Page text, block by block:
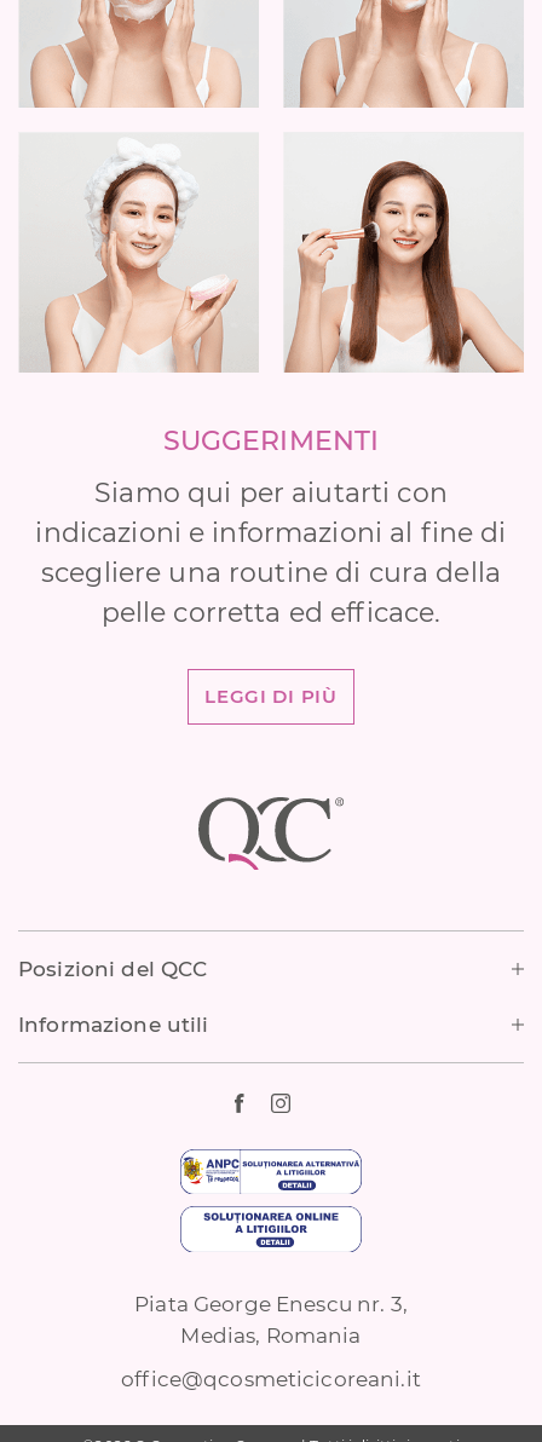
SUGGERIMENTI
Siamo qui per aiutarti con
indicazioni e informazioni al fine di
scegliere una routine di cura della
pelle corretta ed efficace.
LEGGI DI PIÙ
Footer
Piata George Enescu nr. 3,
Medias, Romania
office@qcosmeticicoreani.it
Posizioni del QCC
Informazione utili